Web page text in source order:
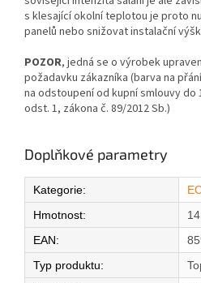
s klesající okolní teplotou je proto
panelů nebo snižovat instalační
POZOR, jedná se o výrobek
požadavku zákazníka (barva na
na odstoupení od kupní smlouvy do
odst. 1, zákona č. 89/2012 Sb.)
Doplňkové parametry
Kategorie:
Hmotnost:
EAN:
Typ produktu: